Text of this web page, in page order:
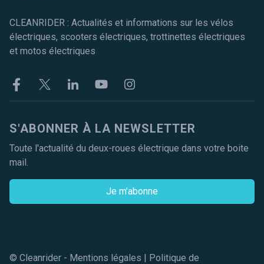
CLEANRIDER : Actualités et informations sur les vélos
électriques, scooters électriques, trottinettes électriques
et motos électriques
FacebookTwitter LinkekinYoutubeInstagram
S'ABONNER À LA NEWSLETTER
Toute l'actualité du deux-roues électrique dans votre boite
mail.
Je m'abonne
© Cleanrider - Mentions légales | Politique de